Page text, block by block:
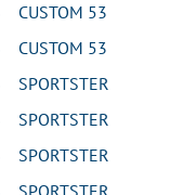
CUSTOM 53
CUSTOM 53